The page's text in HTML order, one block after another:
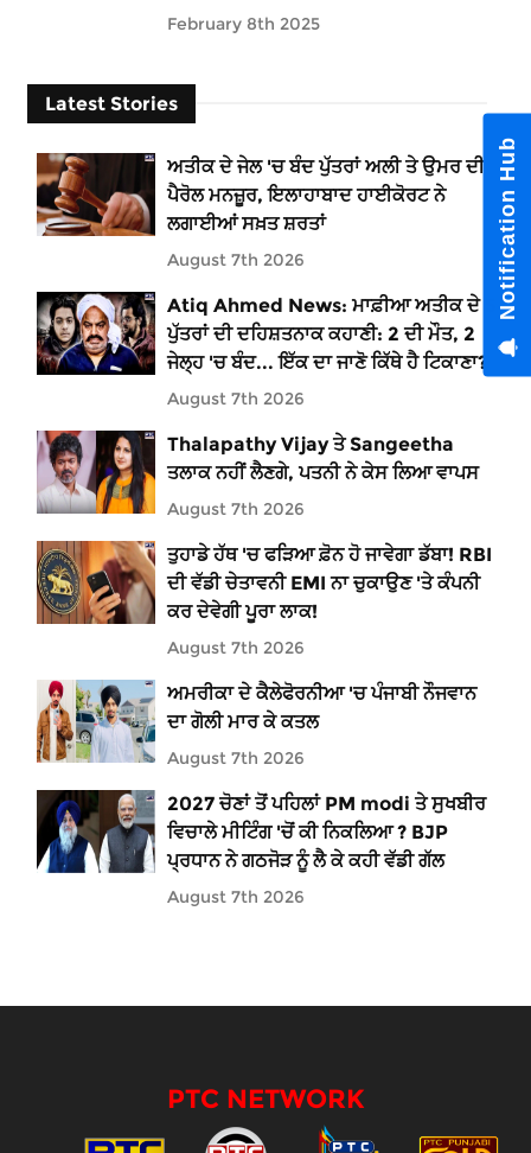
February 8th 2025
Latest Stories
ਅਤੀਕ ਦੇ ਜੇਲ 'ਚ ਬੰਦ ਪੁੱਤਰਾਂ ਅਲੀ ਤੇ ਉਮਰ ਦੀ
ਪੈਰੋਲ ਮਨਜ਼ੂਰ, ਇਲਾਹਾਬਾਦ ਹਾਈਕੋਰਟ ਨੇ
ਲਗਾਈਆਂ ਸਖ਼ਤ ਸ਼ਰਤਾਂ
August 7th 2026
Atiq Ahmed News: ਮਾਫ਼ੀਆ ਅਤੀਕ ਦੇ 5
ਪੁੱਤਰਾਂ ਦੀ ਦਹਿਸ਼ਤਨਾਕ ਕਹਾਣੀ: 2 ਦੀ ਮੌਤ, 2
ਜੇਲ੍ਹ 'ਚ ਬੰਦ... ਇੱਕ ਦਾ ਜਾਣੋ ਕਿੱਥੇ ਹੈ ਟਿਕਾਣਾ?
August 7th 2026
Thalapathy Vijay ਤੇ Sangeetha
ਤਲਾਕ ਨਹੀਂ ਲੈਣਗੇ, ਪਤਨੀ ਨੇ ਕੇਸ ਲਿਆ ਵਾਪਸ
August 7th 2026
ਤੁਹਾਡੇ ਹੱਥ 'ਚ ਫੜਿਆ ਫ਼ੋਨ ਹੋ ਜਾਵੇਗਾ ਡੱਬਾ! RBI
ਦੀ ਵੱਡੀ ਚੇਤਾਵਨੀ EMI ਨਾ ਚੁਕਾਉਣ 'ਤੇ ਕੰਪਨੀ
ਕਰ ਦੇਵੇਗੀ ਪੂਰਾ ਲਾਕ!
August 7th 2026
ਅਮਰੀਕਾ ਦੇ ਕੈਲੇਫੋਰਨੀਆ 'ਚ ਪੰਜਾਬੀ ਨੌਜਵਾਨ
ਦਾ ਗੋਲੀ ਮਾਰ ਕੇ ਕਤਲ
August 7th 2026
2027 ਚੋਣਾਂ ਤੋਂ ਪਹਿਲਾਂ PM modi ਤੇ ਸੁਖਬੀਰ
ਵਿਚਾਲੇ ਮੀਟਿੰਗ 'ਚੋਂ ਕੀ ਨਿਕਲਿਆ ? BJP
ਪ੍ਰਧਾਨ ਨੇ ਗਠਜੋੜ ਨੂੰ ਲੈ ਕੇ ਕਹੀ ਵੱਡੀ ਗੱਲ
August 7th 2026
PTC NETWORK
Notification Hub